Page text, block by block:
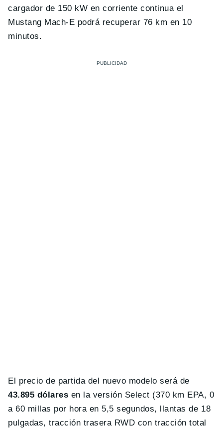
cargador de 150 kW en corriente continua el
Mustang Mach-E podrá recuperar 76 km en 10
minutos.
El precio de partida del nuevo modelo será de
43.895 dólares en la versión Select (370 km EPA, 0
a 60 millas por hora en 5,5 segundos, llantas de 18
pulgadas, tracción trasera RWD con tracción total